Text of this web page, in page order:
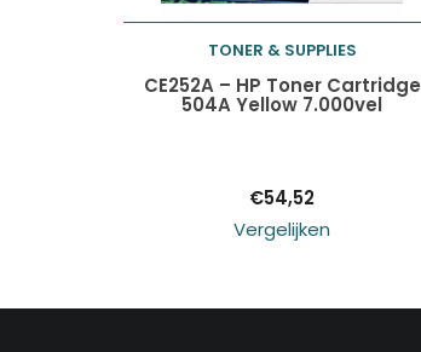
Toevoegen aan
TONER & SUPPLIES
CE252A – HP Toner Cartridge
504A Yellow 7.000vel
€54,52
Vergelijken